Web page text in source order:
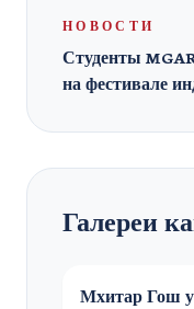
НОВОСТИ
Студенты
на фестивале
Галереи
Мхитар Гош